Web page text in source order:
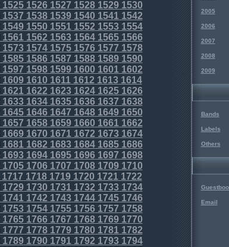
152515261527 152815291530
1537 15381539154015411542
1549155015511552 15531554
15611562 1563156415651566
15731574157515761577 1578
158515861587 158815891590
1597 15981599160016011602
1609161016111612 16131614
16211622 1623162416251626
16331634163516361637 1638
164516461647 164816491650
1657 16581659166016611662
1669167016711672 16731674
16811682 1683168416851686
16931694169516961697 1698
170517061707 170817091710
17181719172017211722
1729173017311732 17331734
17411742 1743174417451746
17531754175517561757 1758
176517661767 176817691770
1777 17781779178017811782
1789179017911792 17931794
2005
2006
2007
2008
2009
Bands
Labels
Others
Email